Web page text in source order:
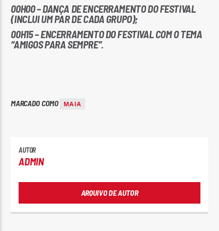
00H00 – DANÇA DE ENCERRAMENTO DO FESTIVAL
(INCLUI UM PAR DE CADA GRUPO);
00H15 – ENCERRAMENTO DO FESTIVAL COM O TEMA
“AMIGOS PARA SEMPRE”.
MARCADO COMO MAIA
AUTOR
ADMIN
ARQUIVO DE AUTOR